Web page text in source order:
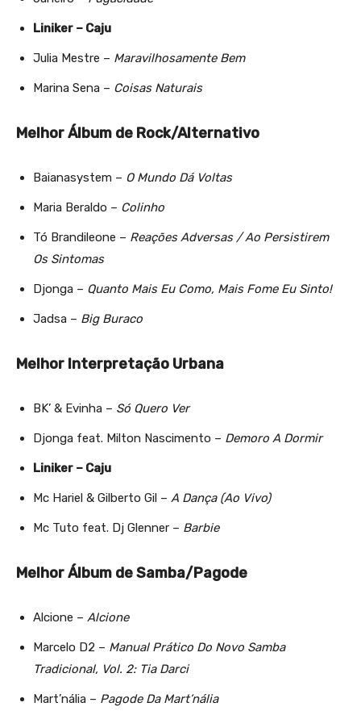
Liniker – Caju
Julia Mestre – Maravilhosamente Bem
Marina Sena – Coisas Naturais
Melhor Álbum de Rock/Alternativo
Baianasystem – O Mundo Dá Voltas
Maria Beraldo – Colinho
Tó Brandileone – Reações Adversas / Ao Persistirem
Os Sintomas
Djonga – Quanto Mais Eu Como, Mais Fome Eu Sinto!
Jadsa – Big Buraco
Melhor Interpretação Urbana
BK’ & Evinha – Só Quero Ver
Djonga feat. Milton Nascimento – Demoro A Dormir
Liniker – Caju
Mc Hariel & Gilberto Gil – A Dança (Ao Vivo)
Mc Tuto feat. Dj Glenner – Barbie
Melhor Álbum de Samba/Pagode
Alcione – Alcione
Marcelo D2 – Manual Prático Do Novo Samba
Tradicional, Vol. 2: Tia Darci
Mart’nália – Pagode Da Mart’nália